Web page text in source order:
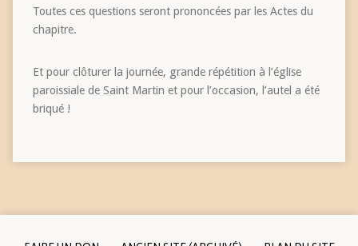
Toutes ces questions seront prononcées par les Actes du
chapitre.
Et pour clôturer la journée, grande répétition à l’église
paroissiale de Saint Martin et pour l’occasion, l’autel a été
briqué !